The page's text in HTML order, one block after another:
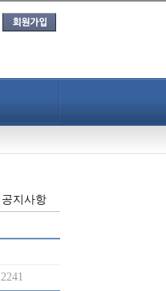
공지사항
2241